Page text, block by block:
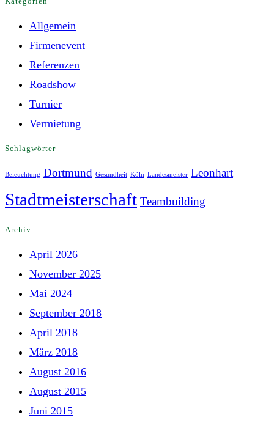
Allgemein
Firmenevent
Referenzen
Roadshow
Turnier
Vermietung
Schlagwörter
Beleuchtung Dortmund Gesundheit Köln Landesmeister Leonhart
Stadtmeisterschaft Teambuilding
Archiv
April 2026
November 2025
Mai 2024
September 2018
April 2018
März 2018
August 2016
August 2015
Juni 2015